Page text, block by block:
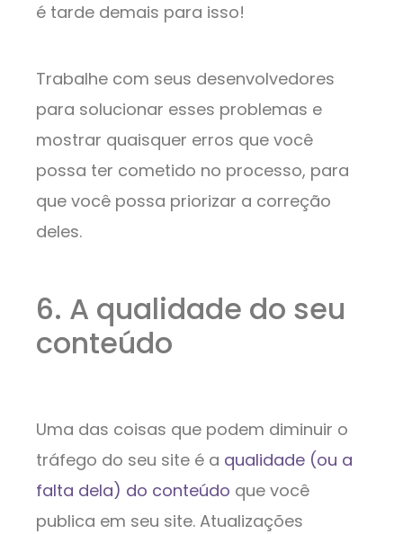
é tarde demais para isso!
Trabalhe com seus desenvolvedores
para solucionar esses problemas e
mostrar quaisquer erros que você
possa ter cometido no processo, para
que você possa priorizar a correção
deles.
6. A qualidade do seu
conteúdo
Uma das coisas que podem diminuir o
tráfego do seu site é a qualidade (ou a
falta dela) do conteúdo que você
publica em seu site. Atualizações